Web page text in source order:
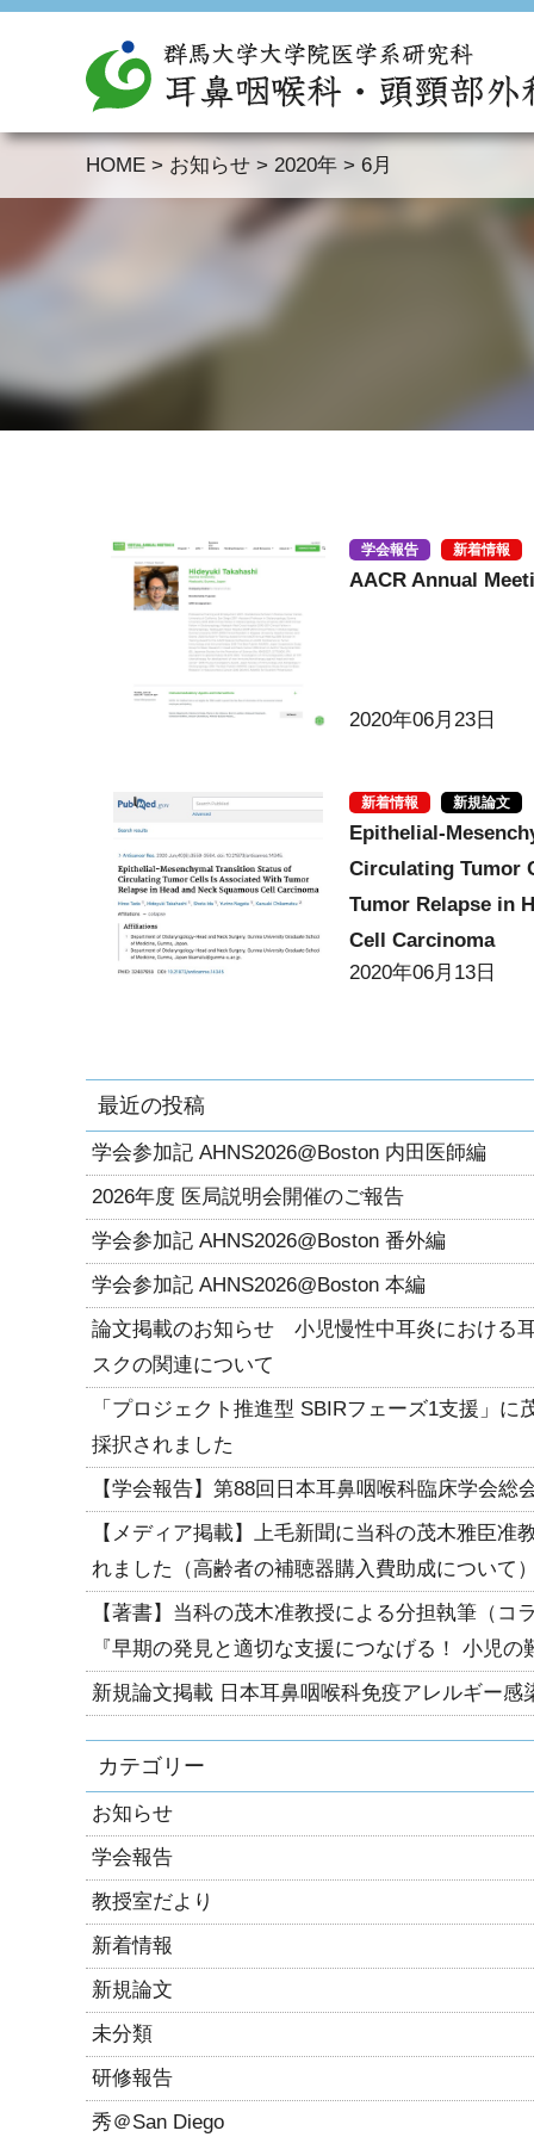
HOME > お知らせ > 2020年 > 6月
学会報告 新着情報
AACR Annual
2020年06月23日
新着情報 新規論文
Epithelial-
Circulating Tumor
Tumor Relapse in
Cell Carcinoma
2020年06月13日
最近の投稿
学会参加記 AHNS2026@Boston 内田医師編
2026年度 医局説明会開催のご報告
学会参加記 AHNS2026@Boston 番外編
学会参加記 AHNS2026@Boston 本編
論文掲載のお知らせ 小児慢性中耳炎における
スクの関連について
「プロジェクト推進型 SBIRフェーズ1支援」に
採択されました
【学会報告】第88回日本耳鼻咽喉科臨床学会総
【メディア掲載】上毛新聞に当科の茂木雅臣准
れました（高齢者の補聴器購入費助成について
【著書】当科の茂木准教授による分担執筆（コ
『早期の発見と適切な支援につなげる！ 小児
新規論文掲載 日本耳鼻咽喉科免疫アレルギー感
カテゴリー
お知らせ
学会報告
教授室だより
新着情報
新規論文
未分類
研修報告
秀＠San Diego